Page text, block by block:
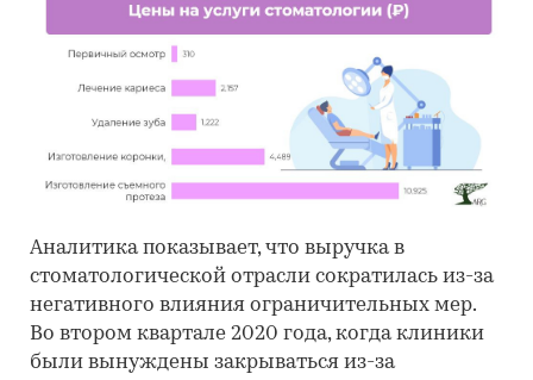
Аналитика показывает, что выручка в
стоматологической отрасли сократилась из-за
негативного влияния ограничительных мер.
Во втором квартале 2020 года, когда клиники
были вынуждены закрываться из-за